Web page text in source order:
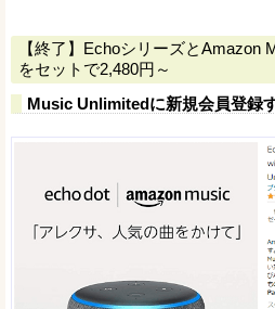
【終了】EchoシリーズとAmazon
をセットで2,480円～
Music Unlimitedに新規会員登録